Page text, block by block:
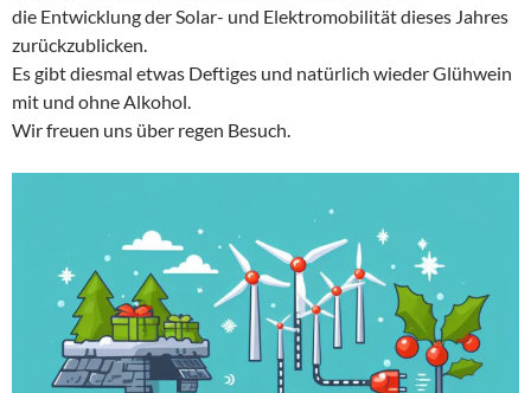
die Entwicklung der Solar- und Elektromobilität dieses Jahres
zurückzublicken.
Es gibt diesmal etwas Deftiges und natürlich wieder Glühwein
mit und ohne Alkohol.
Wir freuen uns über regen Besuch.